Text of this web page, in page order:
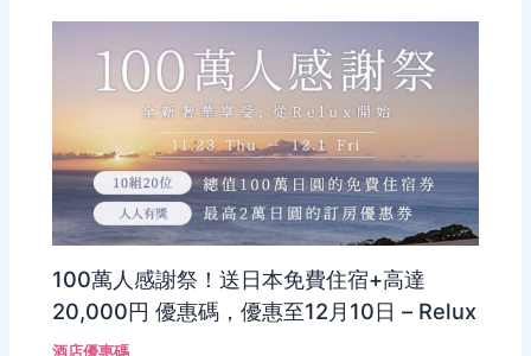
100萬人感謝祭！送日本免費住宿+高達
20,000円 優惠碼，優惠至12月10日 – Relux
酒店優惠碼